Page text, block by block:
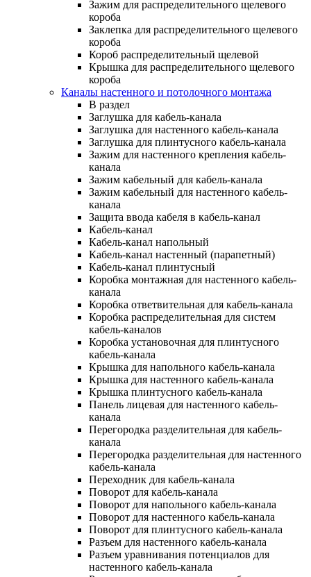
Зажим для распределительного щелевого
короба
Заклепка для распределительного щелевого
короба
Короб распределительный щелевой
Крышка для распределительного щелевого
короба
Каналы настенного и потолочного монтажа
В раздел
Заглушка для кабель-канала
Заглушка для настенного кабель-канала
Заглушка для плинтусного кабель-канала
Зажим для настенного крепления кабель-
канала
Зажим кабельный для кабель-канала
Зажим кабельный для настенного кабель-
канала
Защита ввода кабеля в кабель-канал
Кабель-канал
Кабель-канал напольный
Кабель-канал настенный (парапетный)
Кабель-канал плинтусный
Коробка монтажная для настенного кабель-
канала
Коробка ответвительная для кабель-канала
Коробка распределительная для систем
кабель-каналов
Коробка установочная для плинтусного
кабель-канала
Крышка для напольного кабель-канала
Крышка для настенного кабель-канала
Крышка плинтусного кабель-канала
Панель лицевая для настенного кабель-
канала
Перегородка разделительная для кабель-
канала
Перегородка разделительная для настенного
кабель-канала
Переходник для кабель-канала
Поворот для кабель-канала
Поворот для напольного кабель-канала
Поворот для настенного кабель-канала
Поворот для плинтусного кабель-канала
Разъем для настенного кабель-канала
Разъем уравнивания потенциалов для
настенного кабель-канала